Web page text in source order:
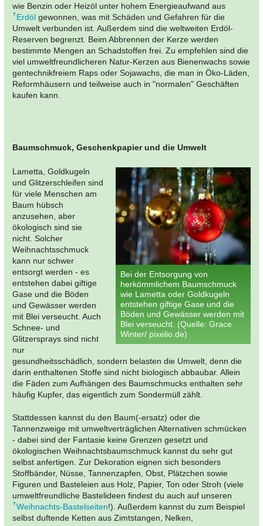
wie Benzin oder Heizöl unter hohem Energieaufwand aus
Erdöl gewonnen, was mit Schäden und Gefahren für die
Umwelt verbunden ist. Außerdem sind die weltweiten Erdöl-
Reserven begrenzt. Beim Abbrennen der Kerze werden
bestimmte Mengen an Schadstoffen frei. Zu empfehlen sind die
viel umweltfreundlicheren Natur-Kerzen aus Bienenwachs sowie
gentechnikfreiem Raps oder Sojawachs, die man in Öko-Läden,
Reformhäusern und teilweise auch in "normalen" Geschäften
kaufen kann.
Baumschmuck, Geschenkpapier und die Umwelt
Bei der Entsorgung von
herkömmlichem Baumschmuck
wie Lametta oder Goldkugeln
entstehen giftige Gase und die
Böden und Gewässer werden mit
Blei verseucht. (Quelle: Grace
Winter/ pixelio.de)
Lametta, Goldkugeln
und Glitzerschleifen sind
für viele Menschen am
Baum hübsch
anzusehen, aber
ökologisch sind sie
nicht. Solcher
Weihnachtsschmuck
kann nur schwer
entsorgt werden - es
entstehen dabei giftige
Gase und die Böden
und Gewässer werden
mit Blei verseucht. Auch
Schnee- und
Glitzersprays sind nicht
nur
gesundheitsschädlich, sondern belasten die Umwelt, denn die
darin enthaltenen Stoffe sind nicht biologisch abbaubar. Allein
die Fäden zum Aufhängen des Baumschmucks enthalten sehr
häufig Kupfer, das eigentlich zum Sondermüll zählt.
Stattdessen kannst du den Baum(-ersatz) oder die
Tannenzweige mit umweltverträglichen Alternativen schmücken
- dabei sind der Fantasie keine Grenzen gesetzt und
ökologischen Weihnachtsbaumschmuck kannst du sehr gut
selbst anfertigen. Zur Dekoration eignen sich besonders
Stoffbänder, Nüsse, Tannenzapfen, Obst, Plätzchen sowie
Figuren und Basteleien aus Holz, Papier, Ton oder Stroh (viele
umweltfreundliche Bastelideen findest du auch auf unseren
Weihnachts-Bastelseiten!). Außerdem kannst du zum Beispiel
selbst duftende Ketten aus Zimtstangen, Nelken,